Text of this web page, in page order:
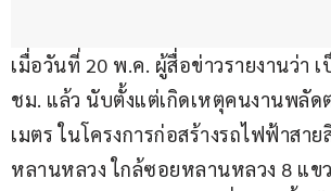
เมื่อวันที่ 20 พ.ค. ผู้สื่อข่าวรายงานว่า เ
ชม. แล้ว นับตั้งแต่เกิดเหตุคนงานพลัด
เมตร ในโครงการก่อสร้างรถไฟฟ้าสา
หลานหลวง ใกล้ซอยหลานหลวง 8 แข